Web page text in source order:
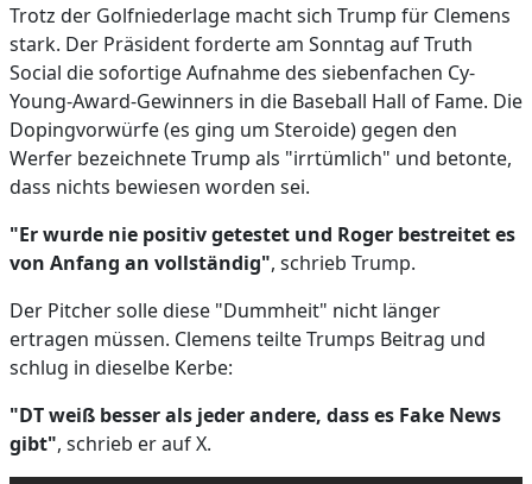
Trotz der Golfniederlage macht sich Trump für Clemens
stark. Der Präsident forderte am Sonntag auf Truth
Social die sofortige Aufnahme des siebenfachen Cy-
Young-Award-Gewinners in die Baseball Hall of Fame. Die
Dopingvorwürfe (es ging um Steroide) gegen den
Werfer bezeichnete Trump als "irrtümlich" und betonte,
dass nichts bewiesen worden sei.
"Er wurde nie positiv getestet und Roger bestreitet es
von Anfang an vollständig", schrieb Trump.
Der Pitcher solle diese "Dummheit" nicht länger
ertragen müssen. Clemens teilte Trumps Beitrag und
schlug in dieselbe Kerbe:
"DT weiß besser als jeder andere, dass es Fake News
gibt", schrieb er auf X.